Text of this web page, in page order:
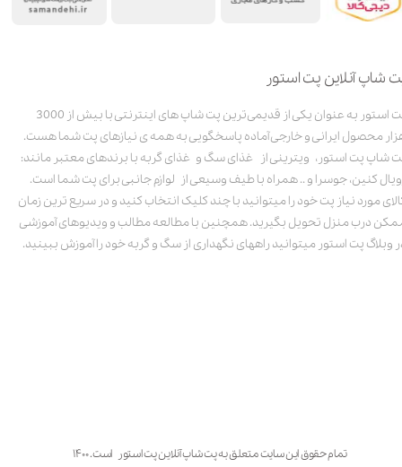
شاپ آنلاین پت استور
پت استور به عنوان یکی از قدیمی‌ترین پت شاپ های اینترنتی با بیش از 3000
محصول ایرانی و خارجی آماده پاسخگویی به همه ی نیازهای پت شما هست.
شاپ پت استور، ویترینی از غذای سگ و غذای گربه با برندهای معتبر مانند:
کنین، جوسرا و .. همراه با طیف وسیعی از لوازم جانبی برای پت شما است.
مورد نیاز پت خود را میتوانید با چند کلیک انتخاب کنید و در سریع ترین زمان
درب منزل تحویل بگیرید. همچنین با مطالعه مطالب و ویدیوهای آموزشی
وبلاگ پت استور میتوانید راههای نگهداری از سگ و گربه خود را آموزش ببینید.
تمام حقوق این سایت متعلق به پت شاپ آنلاین پت استور است. ۱۴۰۰